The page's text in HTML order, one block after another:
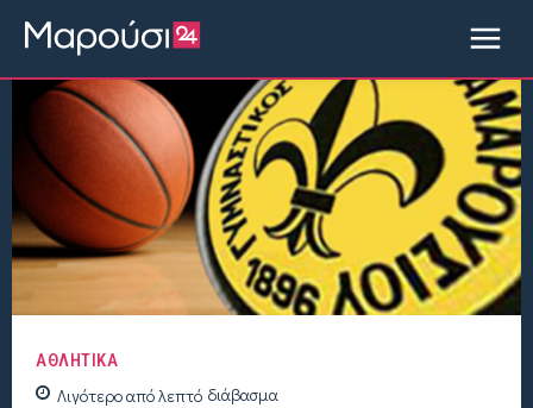
ΑΘΛΗΤΙΚΑ
Λιγότερο απόλεπτό διάβασμα